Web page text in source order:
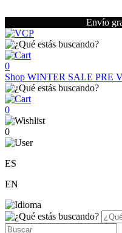
Envío
0
Shop WINTER SALE PRE
0
0
ES
EN